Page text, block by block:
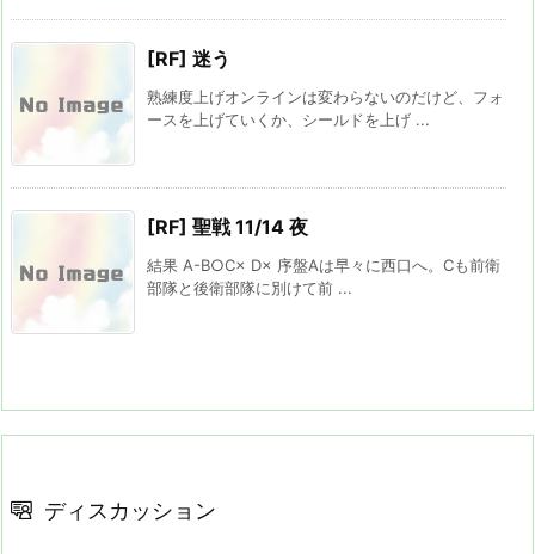
[RF] 迷う
熟練度上げオンラインは変わらないのだけど、フォ
ースを上げていくか、シールドを上げ ...
[RF] 聖戦 11/14 夜
結果 A-B○C× D× 序盤Aは早々に西口へ。Cも前衛
部隊と後衛部隊に別けて前 ...
ディスカッション